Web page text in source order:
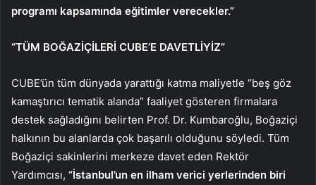
programı kapsamında eğitimler verecekler.”
“TÜM BOĞAZİÇİLERİ CUBE’E DAVETLİYİZ”
CUBE’ün tüm dünyada yarattığı katma maliyetle “beş göz
kamaştırıcı tematik alanda” faaliyet gösteren firmalara
destek sağladığını belirten Prof. Dr. Kumbaroğlu, Boğaziçi
halkının bu alanlarda çok başarılı olduğunu söyledi. Tüm
Boğaziçi sakinlerini merkeze davet eden Rektör
Yardımcısı, “İstanbul’un en ilham verici yerlerinden biri